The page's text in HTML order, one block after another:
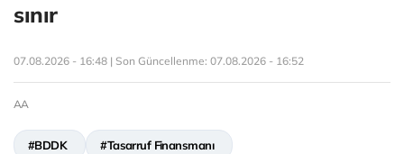
sınır
07.08.2026 - 16:48 | Son Güncellenme: 07.08.2026 - 16:52
AA
#BDDK #Tasarruf Finansmanı